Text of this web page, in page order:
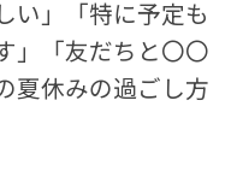
い」「特に予定も
」「友だちと〇〇
夏休みの過ごし方